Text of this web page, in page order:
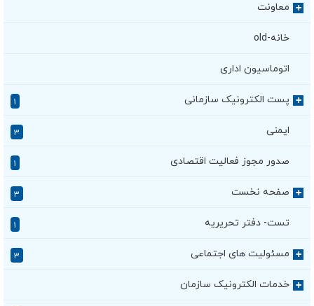
+ معاونت
خانه-old
اتوماسیون اداری
+ پست الکترونیک سازمانی
ایمنی ۳
صدور مجوز فعالیت اقتصادی
+ صفحه نخست ۳
تست- دفتر تحریریه
+ مسئولیت های اجتماعی ۳
+ خدمات الکترونیک سازمان